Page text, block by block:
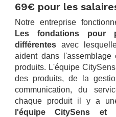
69€ pour les
Notre entreprise
Les fondations pour
différentes avec
aident dans
produits. L'équipe
des produits, de la
communication, du
chaque produit il y a
l'équipe CitySens et